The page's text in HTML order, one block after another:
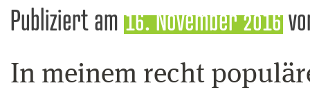
Publiziert am 16. November 2016
In meinem recht